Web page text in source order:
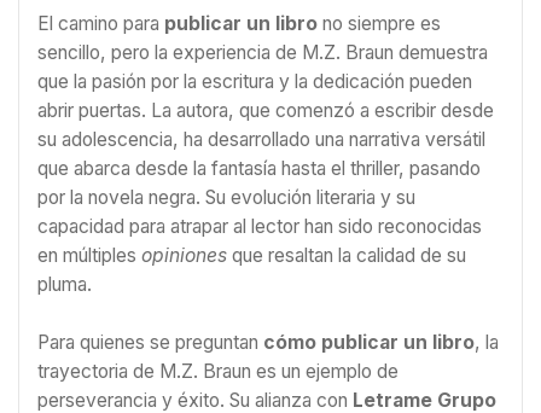
El camino para publicar un libro no siempre es
sencillo, pero la experiencia de M.Z. Braun demuestra
que la pasión por la escritura y la dedicación pueden
abrir puertas. La autora, que comenzó a escribir desde
su adolescencia, ha desarrollado una narrativa versátil
que abarca desde la fantasía hasta el thriller, pasando
por la novela negra. Su evolución literaria y su
capacidad para atrapar al lector han sido reconocidas
en múltiples opiniones que resaltan la calidad de su
pluma.
Para quienes se preguntan cómo publicar un libro, la
trayectoria de M.Z. Braun es un ejemplo de
perseverancia y éxito. Su alianza con Letrame Grupo